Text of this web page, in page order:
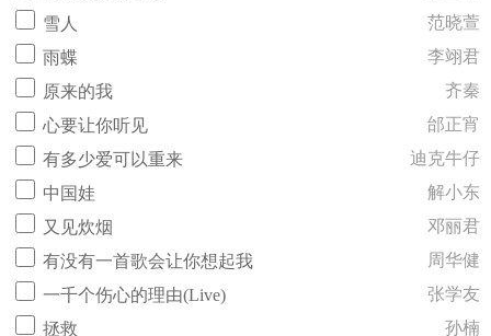
雪人
范晓萱
雨蝶
李翊君
原来的我
齐秦
心要让你听见
邰正宵
有多少爱可以重来
迪克牛仔
中国娃
解小东
又见炊烟
邓丽君
有没有一首歌会让你想起我
周华健
一千个伤心的理由(Live)
张学友
拯救
孙楠